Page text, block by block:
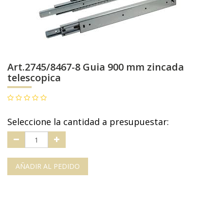
Art.2745/8467-8 Guia 900 mm zincada
telescopica
Seleccione la cantidad a presupuestar:
AÑADIR AL PEDIDO